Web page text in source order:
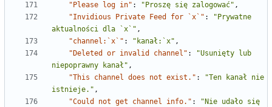
"Please log in" : "Proszę się zalogować" ,
"Invidious Private Feed for `x`" :
"Prywatne
aktualności dla `x`" ,
"channel:`x`" : "kanał:`x" ,
"Deleted or invalid channel" :
"Usunięty lub
niepoprawny kanał" ,
"This channel does not exist." :
"Ten kanał nie
istnieje." ,
"Could not get channel info." :
"Nie udało się